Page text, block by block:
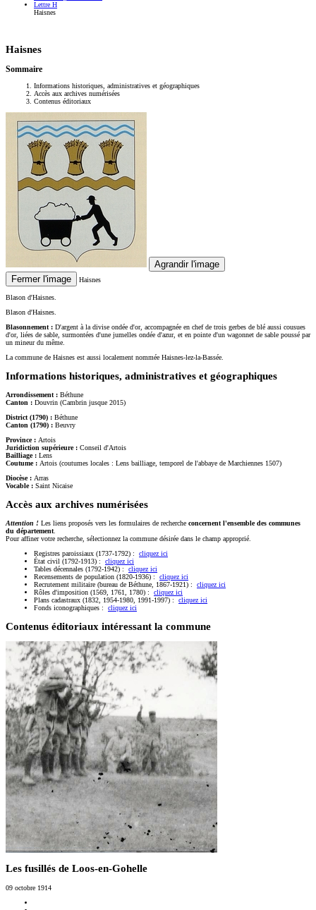
Lettre H
Haisnes
Haisnes
Sommaire
Informations historiques, administratives et géographiques
Accès aux archives numérisées
Contenus éditoriaux
Agrandir l'image
Fermer l'image
Haisnes
Blason d'Haisnes.
Blason d'Haisnes.
Blasonnement : D'argent à la divise ondée d'or, accompagnée en chef de trois gerbes de blé aussi cousues
d'or, liées de sable, surmontées d'une jumelles ondée d'azur, et en pointe d'un wagonnet de sable poussé par
un mineur du même.
La commune de Haisnes est aussi localement nommée Haisnes-lez-la-Bassée.
Informations historiques, administratives et géographiques
Arrondissement : Béthune
Canton : Douvrin (Cambrin jusque 2015)
District (1790) : Béthune
Canton (1790) : Beuvry
Province : Artois
Juridiction supérieure : Conseil d'Artois
Bailliage : Lens
Coutume : Artois (coutumes locales : Lens bailliage, temporel de l'abbaye de Marchiennes 1507)
Diocèse : Arras
Vocable : Saint Nicaise
Accès aux archives numérisées
Attention ! Les liens proposés vers les formulaires de recherche concernent l'ensemble des communes
du département
Pour affiner votre recherche, sélectionnez la commune désirée dans le champ approprié.
Registres paroissiaux (1737-1792) : cliquez ici
État civil (1792-1913) : cliquez ici
Tables décennales (1792-1942) : cliquez ici
Recensements de population (1820-1936) : cliquez ici
Recrutement militaire (bureau de Béthune, 1867-1921) : cliquez ici
Rôles d'imposition (1569, 1761, 1780) : cliquez ici
Plans cadastraux (1832, 1954-1980, 1991-1997) : cliquez ici
Fonds iconographiques : cliquez ici
Contenus éditoriaux intéressant la commune
Les fusillés de Loos-en-Gohelle
09 octobre 1914